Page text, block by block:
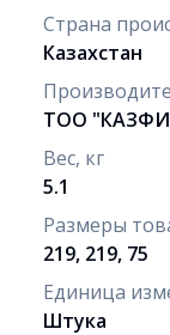
Страна
Казахстан
ТОО
Вес, кг
5.1
Размеры
219, 219, 75
Единица
Штука